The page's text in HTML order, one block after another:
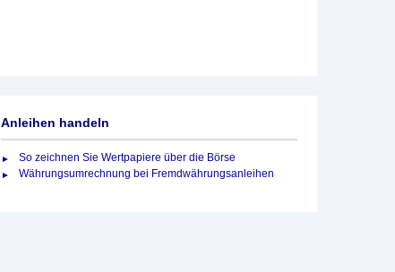
Anleihen handeln
So zeichnen Sie Wertpapiere über die Börse
Währungsumrechnung bei Fremdwährungsanleihen